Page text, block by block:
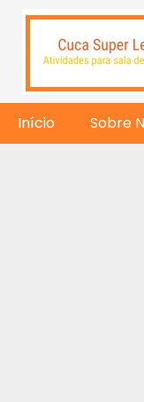
Início Sobre